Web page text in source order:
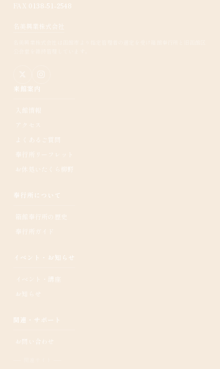
FAX 0138-51-2548
名美興業株式会社
来館案内
入館情報
アクセス
よくあるご質問
奉行所リーフレット
お休処いたくら柳野
奉行所について
箱館奉行所の歴史
奉行所ガイド
イベント・お知らせ
イベント・講座
お知らせ
関連・サポート
お問い合わせ